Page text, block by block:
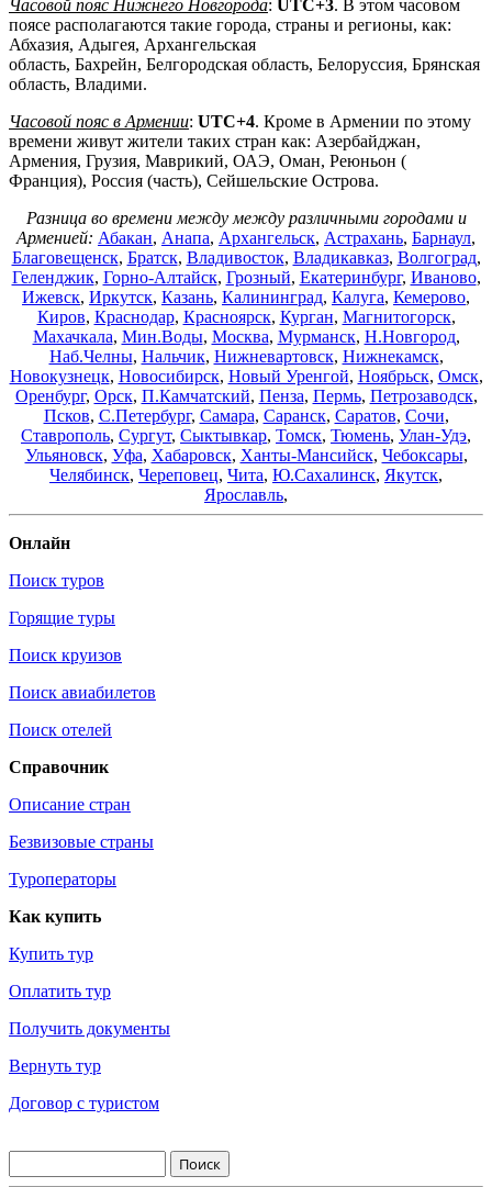
Часовой пояс Нижнего Новгорода: UTC+3. В этом часовом
поясе располагаются такие города, страны и регионы, как:
Абхазия, Адыгея, Архангельская
область, Бахрейн, Белгородская область, Белоруссия, Брянская
область, Владими.
Часовой пояс в Армении: UTC+4. Кроме в Армении по этому
времени живут жители таких стран как: Азербайджан,
Армения, Грузия, Маврикий, ОАЭ, Оман, Реюньон (
Франция), Россия (часть), Сейшельские Острова.
Разница во времени между между различными городами и
Арменией: Абакан, Анапа, Архангельск, Астрахань, Барнаул,
Благовещенск, Братск, Владивосток, Владикавказ, Волгоград,
Геленджик, Горно-Алтайск, Грозный, Екатеринбург, Иваново,
Ижевск, Иркутск, Казань, Калининград, Калуга, Кемерово,
Киров, Краснодар, Красноярск, Курган, Магнитогорск,
Махачкала, Мин.Воды, Москва, Мурманск, Н.Новгород,
Наб.Челны, Нальчик, Нижневартовск, Нижнекамск,
Новокузнецк, Новосибирск, Новый Уренгой, Ноябрьск, Омск,
Оренбург, Орск, П.Камчатский, Пенза, Пермь, Петрозаводск,
Псков, С.Петербург, Самара, Саранск, Саратов, Сочи,
Ставрополь, Сургут, Сыктывкар, Томск, Тюмень, Улан-Удэ,
Ульяновск, Уфа, Хабаровск, Ханты-Мансийск, Чебоксары,
Челябинск, Череповец, Чита, Ю.Сахалинск, Якутск,
Ярославль,
Онлайн
Поиск туров
Горящие туры
Поиск круизов
Поиск авиабилетов
Поиск отелей
Справочник
Описание стран
Безвизовые страны
Туроператоры
Как купить
Купить тур
Оплатить тур
Получить документы
Вернуть тур
Договор с туристом